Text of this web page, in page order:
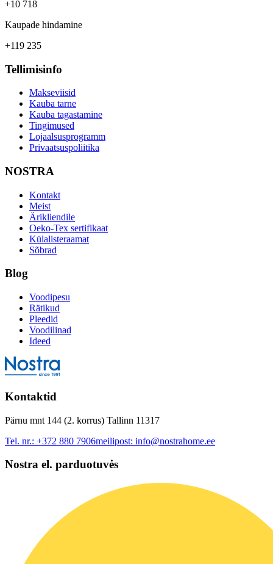
+10 718
Kaupade hindamine
+119 235
Tellimisinfo
Makseviisid
Kauba tarne
Kauba tagastamine
Tingimused
Lojaalsusprogramm
Privaatsuspoliitika
NOSTRA
Kontakt
Meist
Ärikliendile
Oeko-Tex sertifikaat
Külalisteraamat
Sõbrad
Blog
Voodipesu
Rätikud
Pleedid
Voodilinad
Ideed
Kontaktid
Pärnu mnt 144 (2. korrus) Tallinn 11317
Tel. nr.: +372 880 7906meilipost: info@nostrahome.ee
Nostra el. parduotuvės